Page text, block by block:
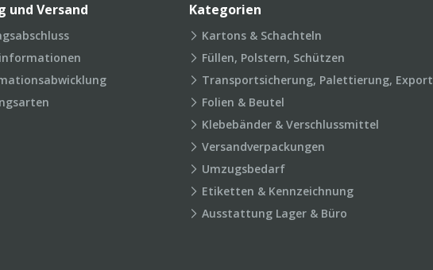
und Versand Kategorien
Kartons & Schachteln
Füllen, Polstern, Schützen
Transportsicherung, Palettierung, Export
Folien & Beutel
Klebebänder & Verschlussmittel
Versandverpackungen
Umzugsbedarf
Etiketten & Kennzeichnung
Ausstattung Lager & Büro